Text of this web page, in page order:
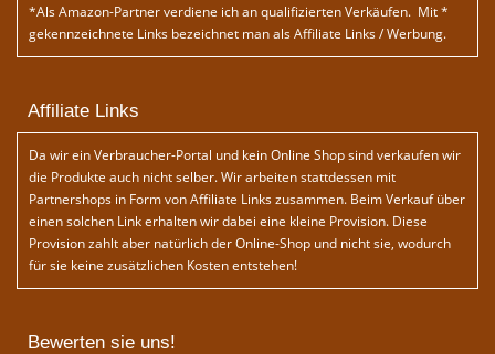
*Als Amazon-Partner verdiene ich an qualifizierten Verkäufen. Mit *
gekennzeichnete Links bezeichnet man als Affiliate Links / Werbung.
Affiliate Links
Da wir ein Verbraucher-Portal und kein Online Shop sind verkaufen wir
die Produkte auch nicht selber. Wir arbeiten stattdessen mit
Partnershops in Form von Affiliate Links zusammen. Beim Verkauf über
einen solchen Link erhalten wir dabei eine kleine Provision. Diese
Provision zahlt aber natürlich der Online-Shop und nicht sie, wodurch
für sie keine zusätzlichen Kosten entstehen!
Bewerten sie uns!